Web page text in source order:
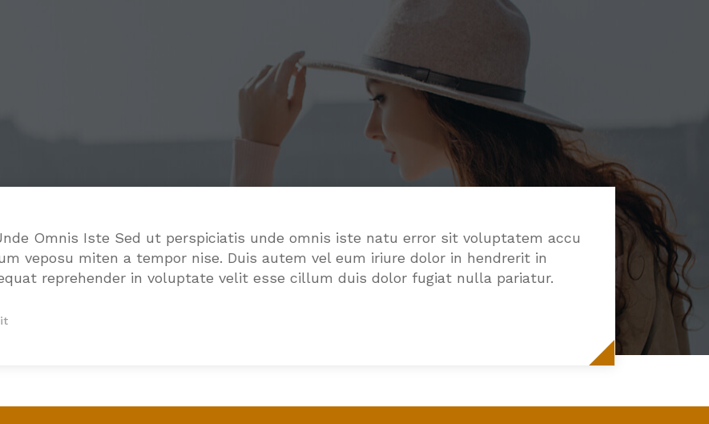
Omnis Iste Sed ut perspiciatis unde omnis iste natu error sit voluptatem accu
veposu miten a tempor nise. Duis autem vel eum iriure dolor in hendrerit in
reprehender in voluptate velit esse cillum duis dolor fugiat nulla pariatur.